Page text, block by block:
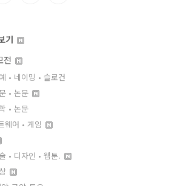
기
전
• 네이밍 • 슬로건
• 논문
• 논문
웨어 • 게임
• 디자인 • 웹툰.